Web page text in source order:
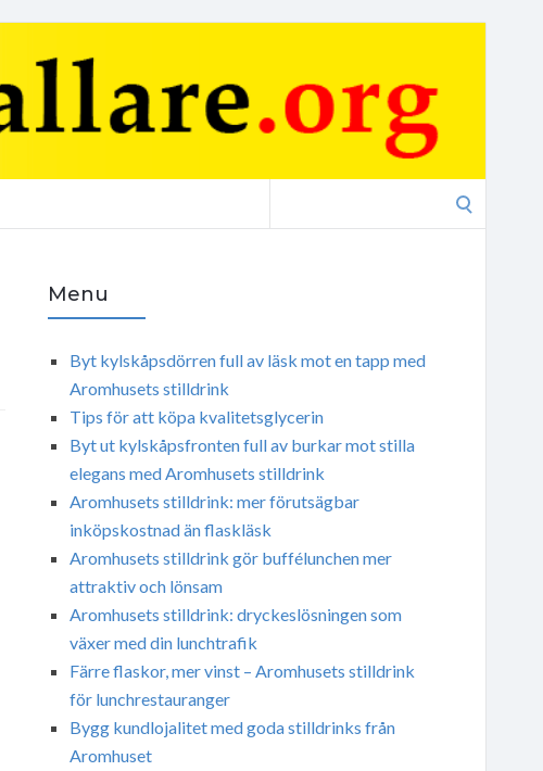
Menu
Byt kylskåpsdörren full av läsk mot en tapp med
Aromhusets stilldrink
Tips för att köpa kvalitetsglycerin
Byt ut kylskåpsfronten full av burkar mot stilla
elegans med Aromhusets stilldrink
Aromhusets stilldrink: mer förutsägbar
inköpskostnad än flaskläsk
Aromhusets stilldrink gör buffélunchen mer
attraktiv och lönsam
Aromhusets stilldrink: dryckeslösningen som
växer med din lunchtrafik
Färre flaskor, mer vinst – Aromhusets stilldrink
för lunchrestauranger
Bygg kundlojalitet med goda stilldrinks från
Aromhuset